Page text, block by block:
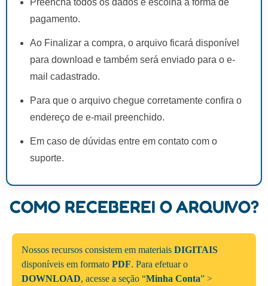
Preencha todos os dados e escolha a forma de
pagamento.
Ao Finalizar a compra, o arquivo ficará disponível
para download e também será enviado para o e-
mail cadastrado.
Para que o arquivo chegue corretamente confira o
endereço de e-mail preenchido.
Em caso de dúvidas entre em contato com o
suporte.
COMO RECEBEREI O ARQUIVO?
Nossos recursos consistem em materiais DIGITAIS
disponíveis em formato PDF. Para efetuar o
DOWNLOAD, acesse a seção “Minha Conta” >